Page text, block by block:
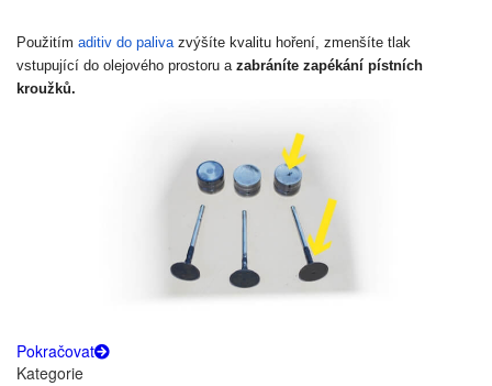
Použitím aditiv do palivazvýšíte kvalitu hoření, zmenšíte tlak
vstupující do olejového prostoru a zabráníte zapékání pístních
kroužků.
Pokračovat
Kategorie